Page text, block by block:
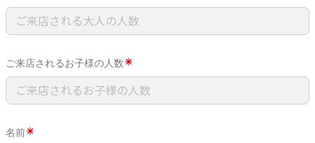
ご来店されるお子様の人数
名前